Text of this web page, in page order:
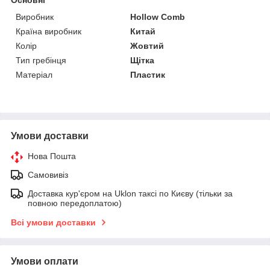
Виробник
Hollow Comb
Країна виробник
Китай
Колір
Жовтий
Тип гребінця
Щітка
Матеріал
Пластик
Умови доставки
Нова Пошта
Самовивіз
Доставка кур'єром на Uklon таксі по Києву (тільки за
повною передоплатою)
Всі умови доставки
Умови оплати